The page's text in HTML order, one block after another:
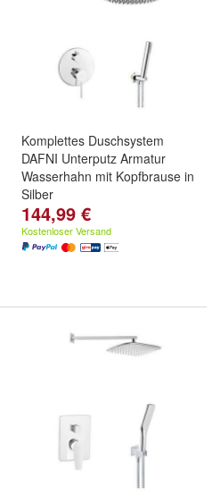
Komplettes Duschsystem
DAFNI Unterputz Armatur
Wasserhahn mit Kopfbrause in
Silber
144,99 €
Kostenloser Versand